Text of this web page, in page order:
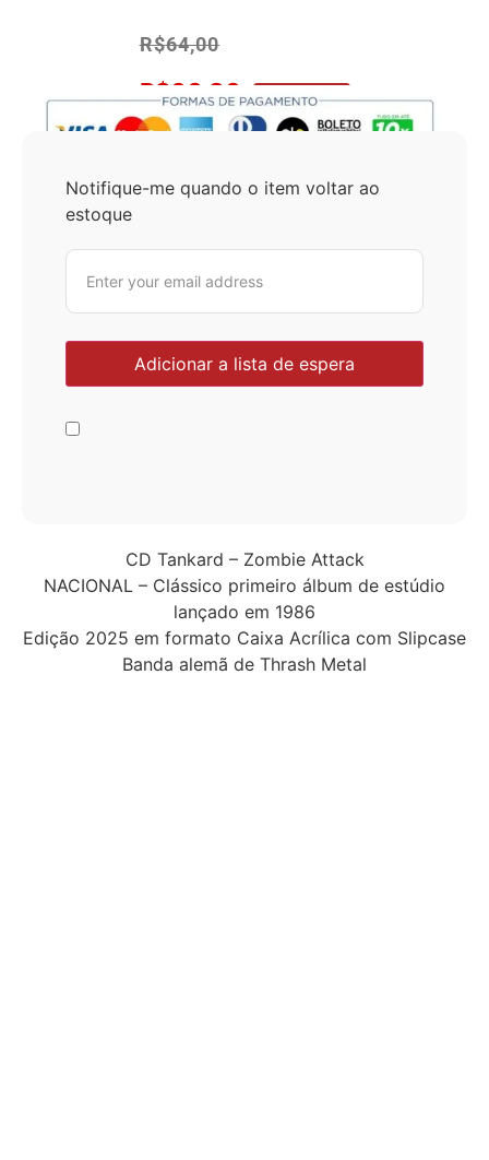
R$64,00
R$60,80 No Pix 5% OFF
Notifique-me quando o item voltar ao
estoque
CD Tankard – Zombie Attack
NACIONAL – Clássico primeiro álbum de estúdio
lançado em 1986
Edição 2025 em formato Caixa Acrílica com Slipcase
Banda alemã de Thrash Metal